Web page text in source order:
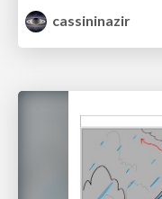
cassininazir